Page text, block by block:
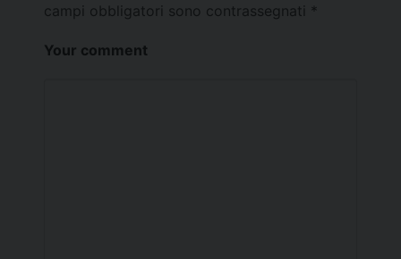
campi obbligatori sono contrassegnati *
Your comment